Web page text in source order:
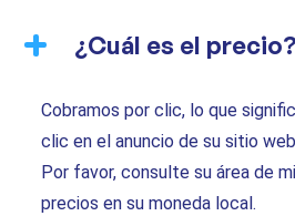
¿Cuál es el precio?
Cobramos por clic, lo que
clic en el anuncio de su sitio
Por favor, consulte su área de
precios en su moneda local.